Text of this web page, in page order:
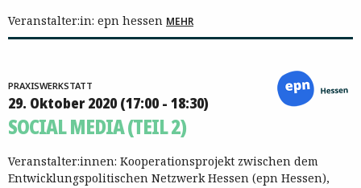
Veranstalter:in: epn hessen MEHR
PRAXISWERKSTATT
29. Oktober 2020 (17:00 - 18:30)
SOCIAL MEDIA (TEIL 2)
Veranstalter:innen: Kooperationsprojekt zwischen dem
Entwicklungspolitischen Netzwerk Hessen (epn Hessen),